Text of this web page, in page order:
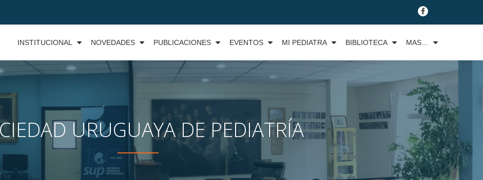
fa-
facebook
INSTITUCIONAL NOVEDADES PUBLICACIONES EVENTOS MI PEDIATRA BIBLIOTECA MAS…
URUGUAYA DE PEDIATRÍA